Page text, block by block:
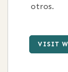
otros.
VISIT